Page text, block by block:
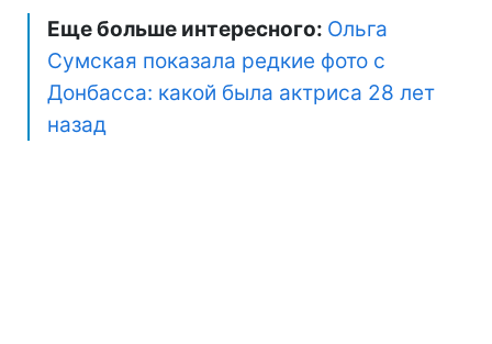
Еще больше интересного: Ольга
Сумская показала редкие фото с
Донбасса: какой была актриса 28 лет
назад